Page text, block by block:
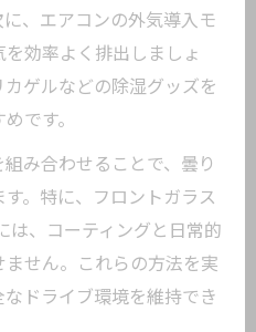
、エアコンの外気導入モ
効率よく排出しましょ
ゲルなどの除湿グッズを
です。
み合わせることで、曇り
。特に、フロントガラス
は、コーティングと日常的
せん。これらの方法を実
ドライブ環境を維持でき